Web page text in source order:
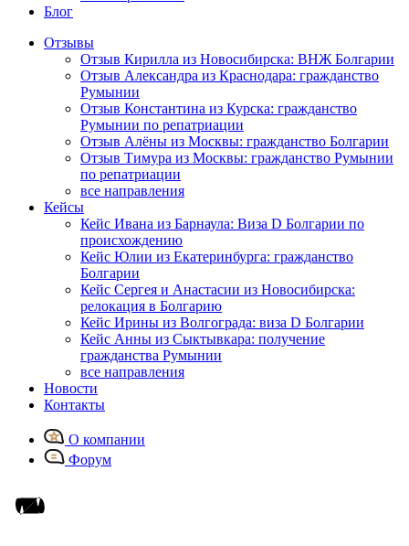
Блог
Отзывы
Отзыв Кирилла из Новосибирска: ВНЖ Болгарии
Отзыв Александра из Краснодара: гражданство
Румынии
Отзыв Константина из Курска: гражданство
Румынии по репатриации
Отзыв Алёны из Москвы: гражданство Болгарии
Отзыв Тимура из Москвы: гражданство Румынии
по репатриации
все направления
Кейсы
Кейс Ивана из Барнаула: Виза D Болгарии по
происхождению
Кейс Юлии из Екатеринбурга: гражданство
Болгарии
Кейс Сергея и Анастасии из Новосибирска:
релокация в Болгарию
Кейс Ирины из Волгограда: виза D Болгарии
Кейс Анны из Сыктывкара: получение
гражданства Румынии
все направления
Новости
Контакты
О компании
Форум